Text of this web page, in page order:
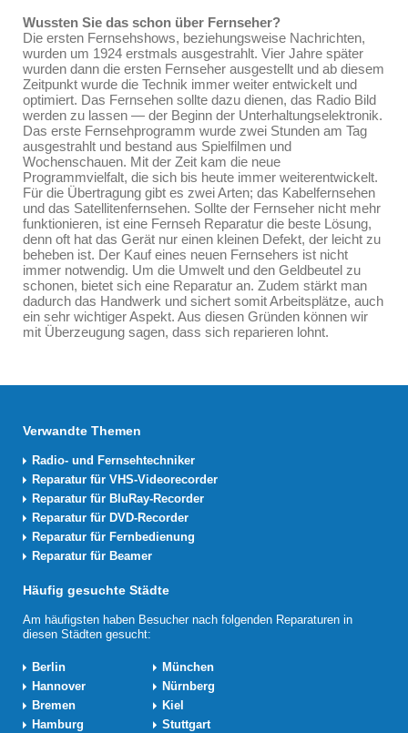
Wussten Sie das schon über Fernseher?
Die ersten Fernsehshows, beziehungsweise Nachrichten,
wurden um 1924 erstmals ausgestrahlt. Vier Jahre später
wurden dann die ersten Fernseher ausgestellt und ab diesem
Zeitpunkt wurde die Technik immer weiter entwickelt und
optimiert. Das Fernsehen sollte dazu dienen, das Radio Bild
werden zu lassen — der Beginn der Unterhaltungselektronik.
Das erste Fernsehprogramm wurde zwei Stunden am Tag
ausgestrahlt und bestand aus Spielfilmen und
Wochenschauen. Mit der Zeit kam die neue
Programmvielfalt, die sich bis heute immer weiterentwickelt.
Für die Übertragung gibt es zwei Arten; das Kabelfernsehen
und das Satellitenfernsehen. Sollte der Fernseher nicht mehr
funktionieren, ist eine Fernseh Reparatur die beste Lösung,
denn oft hat das Gerät nur einen kleinen Defekt, der leicht zu
beheben ist. Der Kauf eines neuen Fernsehers ist nicht
immer notwendig. Um die Umwelt und den Geldbeutel zu
schonen, bietet sich eine Reparatur an. Zudem stärkt man
dadurch das Handwerk und sichert somit Arbeitsplätze, auch
ein sehr wichtiger Aspekt. Aus diesen Gründen können wir
mit Überzeugung sagen, dass sich reparieren lohnt.
Verwandte Themen
Radio- und Fernsehtechniker
Reparatur für VHS-Videorecorder
Reparatur für BluRay-Recorder
Reparatur für DVD-Recorder
Reparatur für Fernbedienung
Reparatur für Beamer
Häufig gesuchte Städte
Am häufigsten haben Besucher nach folgenden Reparaturen in
diesen Städten gesucht:
Berlin
München
Hannover
Nürnberg
Bremen
Kiel
Hamburg
Stuttgart